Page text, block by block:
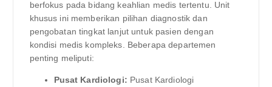
berfokus pada bidang keahlian medis tertentu. Unit
khusus ini memberikan pilihan diagnostik dan
pengobatan tingkat lanjut untuk pasien dengan
kondisi medis kompleks. Beberapa departemen
penting meliputi:
Pusat Kardiologi: Pusat Kardiologi